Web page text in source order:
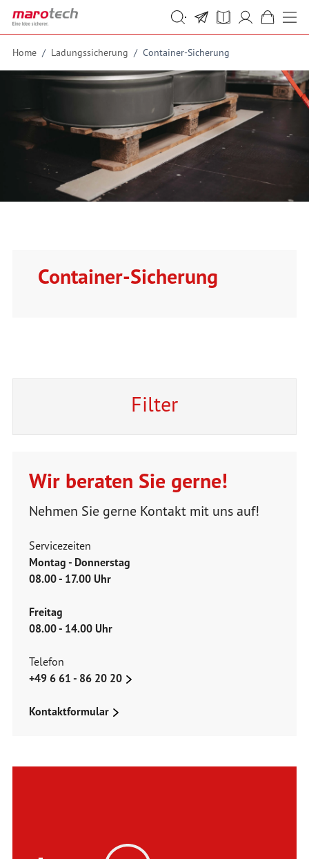
Skip to Content
Suche
Suche
Home / Ladungssicherung / Container-Sicherung
Container-Sicherung
Filter
Wir beraten Sie gerne!
Nehmen Sie gerne Kontakt mit uns auf!
Servicezeiten
Montag - Donnerstag
08.00 - 17.00 Uhr
Freitag
08.00 - 14.00 Uhr
Telefon
+49 6 61 - 86 20 20
Kontaktformular